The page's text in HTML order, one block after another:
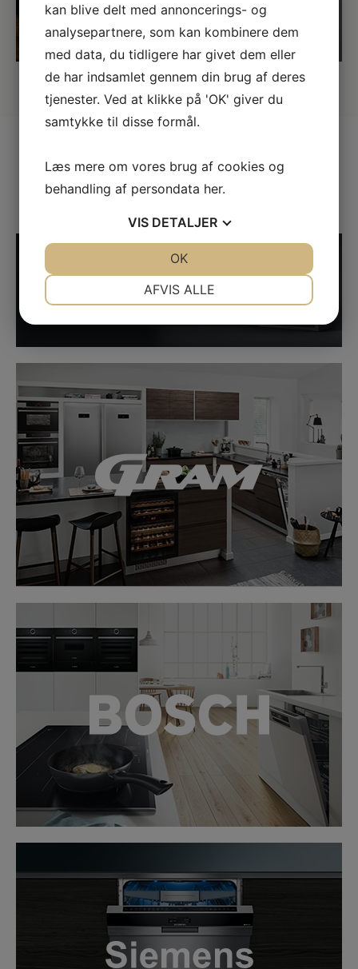
LINK
kan blive delt med annoncerings- og
analysepartnere, som kan kombinere dem
med data, du tidligere har givet dem eller
de har indsamlet gennem din brug af deres
tjenester. Ved at klikke på 'OK' giver du
samtykke til disse formål.
Læs mere om vores brug af cookies og
behandling af persondata her.
VIS DETALJER
AFVIS ALLE
OK